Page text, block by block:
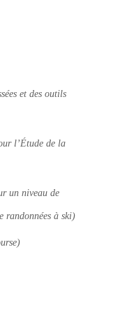
et des outils
l’Étude de la
un niveau de
randonnées à ski)